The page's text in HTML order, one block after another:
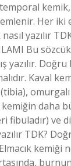
Her iki
yazılır
Bu sözcük
yazılır. Doğru
Kaval
daha
fibuladır) ve
TDK?
kemiği